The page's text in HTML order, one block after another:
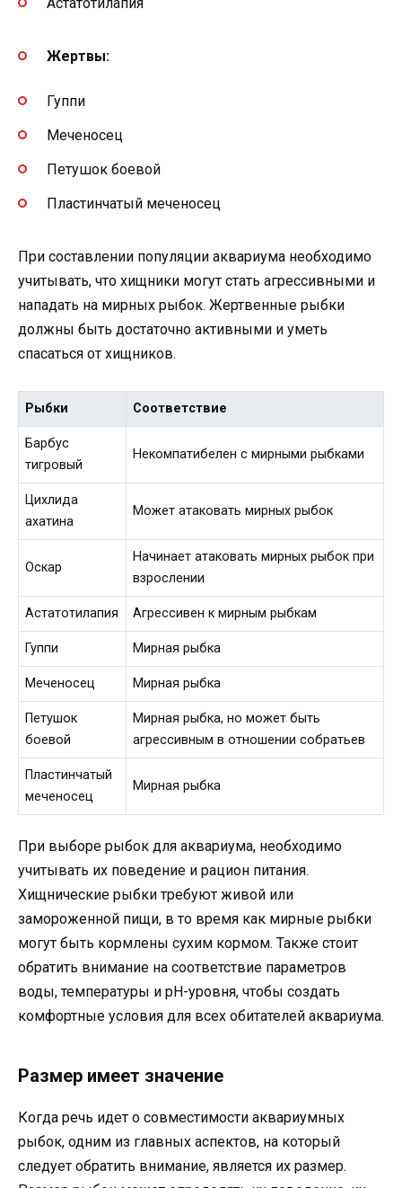
Астатотилапия
Жертвы:
Гуппи
Меченосец
Петушок боевой
Пластинчатый меченосец
При составлении популяции аквариума необходимо
учитывать, что хищники могут стать агрессивными и
нападать на мирных рыбок. Жертвенные рыбки
должны быть достаточно активными и уметь
спасаться от хищников.
Рыбки Соответствие
Барбус
тигровый
Некомпатибелен с мирными рыбками
Цихлида
ахатина
Может атаковать мирных рыбок
Оскар
Начинает атаковать мирных рыбок при
взрослении
Астатотилапия Агрессивен к мирным рыбкам
Гуппи Мирная рыбка
Меченосец Мирная рыбка
Петушок
боевой
Мирная рыбка, но может быть
агрессивным в отношении собратьев
Пластинчатый
меченосец
Мирная рыбка
При выборе рыбок для аквариума, необходимо
учитывать их поведение и рацион питания.
Хищнические рыбки требуют живой или
замороженной пищи, в то время как мирные рыбки
могут быть кормлены сухим кормом. Также стоит
обратить внимание на соответствие параметров
воды, температуры и pH-уровня, чтобы создать
комфортные условия для всех обитателей аквариума.
Размер имеет значение
Когда речь идет о совместимости аквариумных
рыбок, одним из главных аспектов, на который
следует обратить внимание, является их размер.